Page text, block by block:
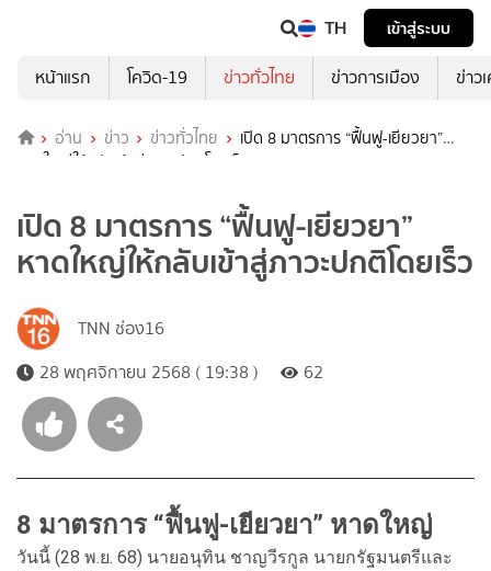
TH
เข้าสู่ระบบ
หน้าแรก
โควิด-19 ข่าวทั่วไทย ข่าวการเมือง ข่าว
อ่าน ข่าว ข่าวทั่วไทย
เปิด 8 มาตรการ “ฟื้นฟู-เยียวยา”
หาดใหญ่ให้กลับเข้าสู่ภาวะปกติโดยเร็ว
เปิด 8 มาตรการ “ฟื้นฟู-เยียวยา”
หาดใหญ่ให้กลับเข้าสู่ภาวะปกติโดยเร็ว
TNN ช่อง16
28 พฤศจิกายน 2568 ( 19:38 )
62
8 มาตรการ “ฟื้นฟู-เยียวยา” หาดใหญ่
วันนี้ (28 พ.ย. 68) นายอนุทิน ชาญวีรกูล นายกรัฐมนตรีและ